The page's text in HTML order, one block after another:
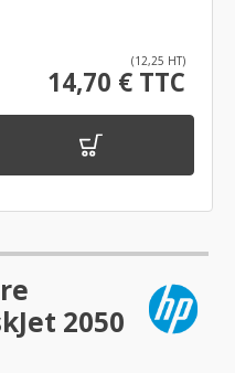
(12,25 HT)
14,70 € TTC
2050